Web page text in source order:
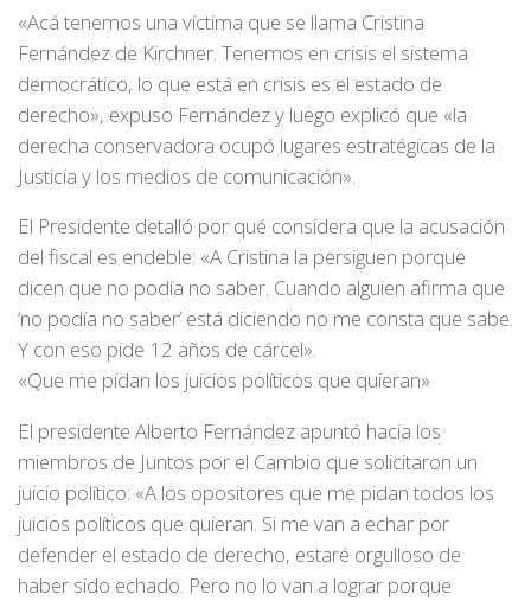
«Acá tenemos una víctima que se llama Cristina
Fernández de Kirchner. Tenemos en crisis el sistema
democrático, lo que está en crisis es el estado de
derecho», expuso Fernández y luego explicó que «la
derecha conservadora ocupó lugares estratégicas de la
Justicia y los medios de comunicación».
El Presidente detalló por qué considera que la acusación
del fiscal es endeble: «A Cristina la persiguen porque
dicen que no podía no saber. Cuando alguien afirma que
‘no podía no saber’ está diciendo no me consta que sabe.
Y con eso pide 12 años de cárcel».
«Que me pidan los juicios políticos que quieran»
El presidente Alberto Fernández apuntó hacia los
miembros de Juntos por el Cambio que solicitaron un
juicio político: «A los opositores que me pidan todos los
juicios políticos que quieran. Si me van a echar por
defender el estado de derecho, estaré orgulloso de
haber sido echado. Pero no lo van a lograr porque